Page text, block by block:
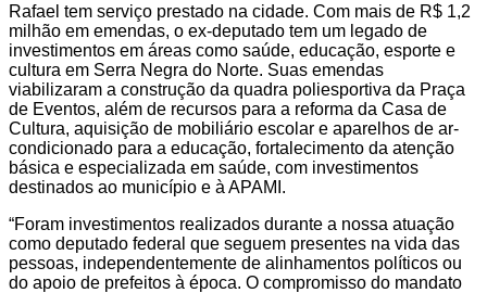
Rafael tem serviço prestado na cidade. Com mais de R$ 1,2
milhão em emendas, o ex-deputado tem um legado de
investimentos em áreas como saúde, educação, esporte e
cultura em Serra Negra do Norte. Suas emendas
viabilizaram a construção da quadra poliesportiva da Praça
de Eventos, além de recursos para a reforma da Casa de
Cultura, aquisição de mobiliário escolar e aparelhos de ar-
condicionado para a educação, fortalecimento da atenção
básica e especializada em saúde, com investimentos
destinados ao município e à APAMI.
“Foram investimentos realizados durante a nossa atuação
como deputado federal que seguem presentes na vida das
pessoas, independentemente de alinhamentos políticos ou
do apoio de prefeitos à época. O compromisso do mandato